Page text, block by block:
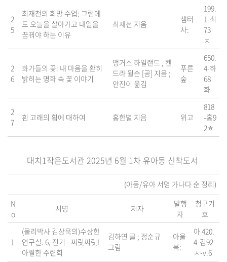
2
5
최재천의 희망 수업: 그럼에
도 오늘을 살아가고 내일을
꿈꿔야 하는 이유
최재천 지음
샘터
사:
199.
1-최
73
ㅊ
2
6
화가들의 꽃: 내 마음을 환히
밝히는 명화 속 꽃 이야기
앵거스 하일랜드 , 켄
드라 윌슨 [공] 지음 ;
안진이 옮김
푸른
숲
650.
4-하
68
화
2
7
흰 고래의 흼에 대하여 홍한별 지음 위고
818
-홍9
2ㅎ
대치1작은도서관 2025년 6월 1차 유아동 신착도서
(아동/유아 서명 가나다 순 정리)
N
o
서명 저자
발행
자
청구기
호
1
(물리박사 김상욱의)수상한
연구실. 6, 전기 - 찌릿찌릿!
아찔한 수련회
김하연 글 ; 정순규
그림
아울
북:
아 420.
4-김92
ㅅ-v.6